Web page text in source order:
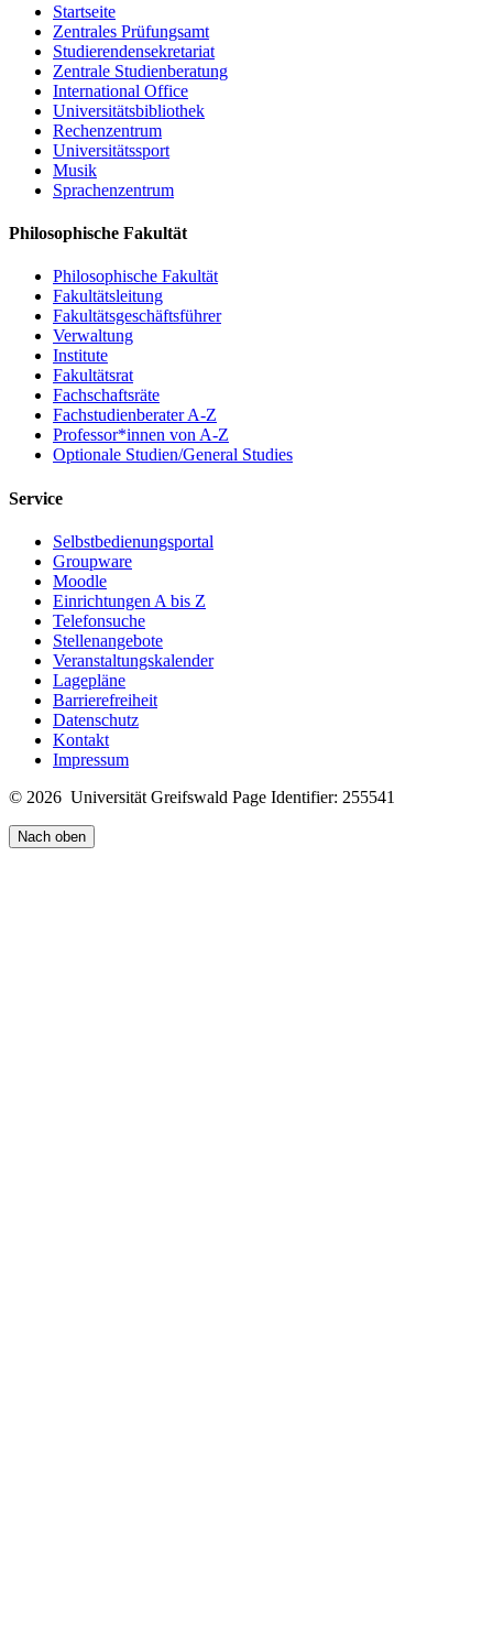
Startseite
Zentrales Prüfungsamt
Studierendensekretariat
Zentrale Studienberatung
International Office
Universitätsbibliothek
Rechenzentrum
Universitätssport
Musik
Sprachenzentrum
Philosophische Fakultät
Philosophische Fakultät
Fakultätsleitung
Fakultätsgeschäftsführer
Verwaltung
Institute
Fakultätsrat
Fachschaftsräte
Fachstudienberater A-Z
Professor*innen von A-Z
Optionale Studien/General Studies
Service
Selbstbedienungsportal
Groupware
Moodle
Einrichtungen A bis Z
Telefonsuche
Stellenangebote
Veranstaltungskalender
Lagepläne
Barrierefreiheit
Datenschutz
Kontakt
Impressum
© 2026 Universität Greifswald Page Identifier: 255541
Nach oben